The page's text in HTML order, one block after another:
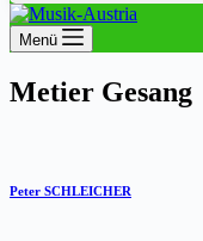
Menü
Metier Gesang
Peter SCHLEICHER